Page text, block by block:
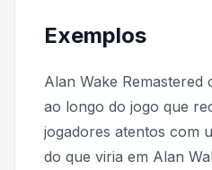
Exemplos
Alan Wake Remastered
ao longo do jogo que
jogadores atentos com
do que viria em Alan